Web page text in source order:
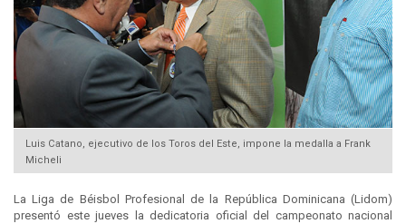
Luis Catano, ejecutivo de los Toros del Este, impone la medalla a Frank
Micheli
La Liga de Béisbol Profesional de la República Dominicana (Lidom)
presentó este jueves la dedicatoria oficial del campeonato nacional